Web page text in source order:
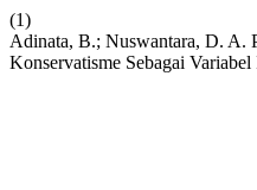
(1)
Adinata, B.; Nuswantara, D. A.
Konservatisme Sebagai